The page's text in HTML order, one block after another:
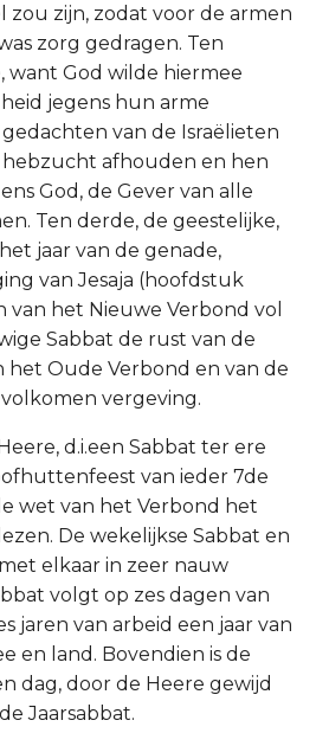
zou zijn, zodat voor de armen
zorg gedragen. Ten
want God wilde hiermee
jegens hun arme
van de Israëlieten
afhouden en hen
God, de Gever van alle
Ten derde, de geestelijke,
jaar van de genade,
van Jesaja (hoofdstuk
van het Nieuwe Verbond vol
Sabbat de rust van de
het Oude Verbond en van de
vergeving.
d.i.een Sabbat ter ere
van ieder 7de
wet van het Verbond het
De wekelijkse Sabbat en
elkaar in zeer nauw
volgt op zes dagen van
jaren van arbeid een jaar van
en land. Bovendien is de
dag, door de Heere gewijd
Jaarsabbat.